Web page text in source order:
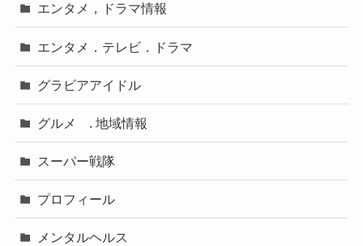
エンタメ，ドラマ情報
エンタメ．テレビ．ドラマ
グラビアアイドル
グルメ . 地域情報
スーパー戦隊
プロフィール
メンタルヘルス